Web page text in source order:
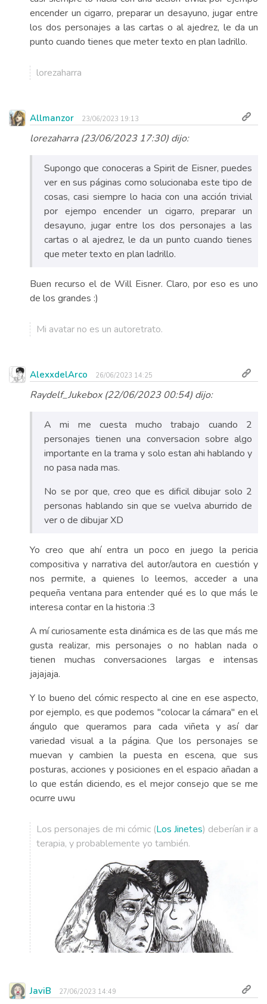
encender un cigarro, preparar un desayuno, jugar entre
los dos personajes a las cartas o al ajedrez, le da un
punto cuando tienes que meter texto en plan ladrillo.
lorezaharra
Allmanzor 23/06/2023 19:13
lorezaharra (23/06/2023 17:30) dijo:
Supongo que conoceras a Spirit de Eisner, puedes
ver en sus páginas como solucionaba este tipo de
cosas, casi siempre lo hacia con una acción trivial
por ejempo encender un cigarro, preparar un
desayuno, jugar entre los dos personajes a las
cartas o al ajedrez, le da un punto cuando tienes
que meter texto en plan ladrillo.
Buen recurso el de Will Eisner. Claro, por eso es uno
de los grandes :)
Mi avatar no es un autoretrato.
AlexxdelArco 26/06/2023 14:25
Raydelf_Jukebox (22/06/2023 00:54) dijo:
A mi me cuesta mucho trabajo cuando 2
personajes tienen una conversacion sobre algo
importante en la trama y solo estan ahi hablando y
no pasa nada mas.
No se por que, creo que es dificil dibujar solo 2
personas hablando sin que se vuelva aburrido de
ver o de dibujar XD
Yo creo que ahí entra un poco en juego la pericia
compositiva y narrativa del autor/autora en cuestión y
nos permite, a quienes lo leemos, acceder a una
pequeña ventana para entender qué es lo que más le
interesa contar en la historia :3
A mí curiosamente esta dinámica es de las que más me
gusta realizar, mis personajes o no hablan nada o
tienen muchas conversaciones largas e intensas
jajajaja.
Y lo bueno del cómic respecto al cine en ese aspecto,
por ejemplo, es que podemos "colocar la cámara" en el
ángulo que queramos para cada viñeta y así dar
variedad visual a la página. Que los personajes se
muevan y cambien la puesta en escena, que sus
posturas, acciones y posiciones en el espacio añadan a
lo que están diciendo, es el mejor consejo que se me
ocurre uwu
Los personajes de mi cómic (Los Jinetes) deberían ir a
terapia, y probablemente yo también.
JaviB 27/06/2023 14:49